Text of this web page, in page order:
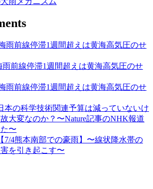
雨前線停滞1週間超えは黄海高気圧のせ
雨前線停滞1週間超えは黄海高気圧のせ
雨前線停滞1週間超えは黄海高気圧のせ
本の科学技術関連予算は減っていないけ
大変なのか？〜Nature記事のNHK報道
〜
【7/4熊本南部での豪雨】〜線状降水帯の
を引き起こす〜